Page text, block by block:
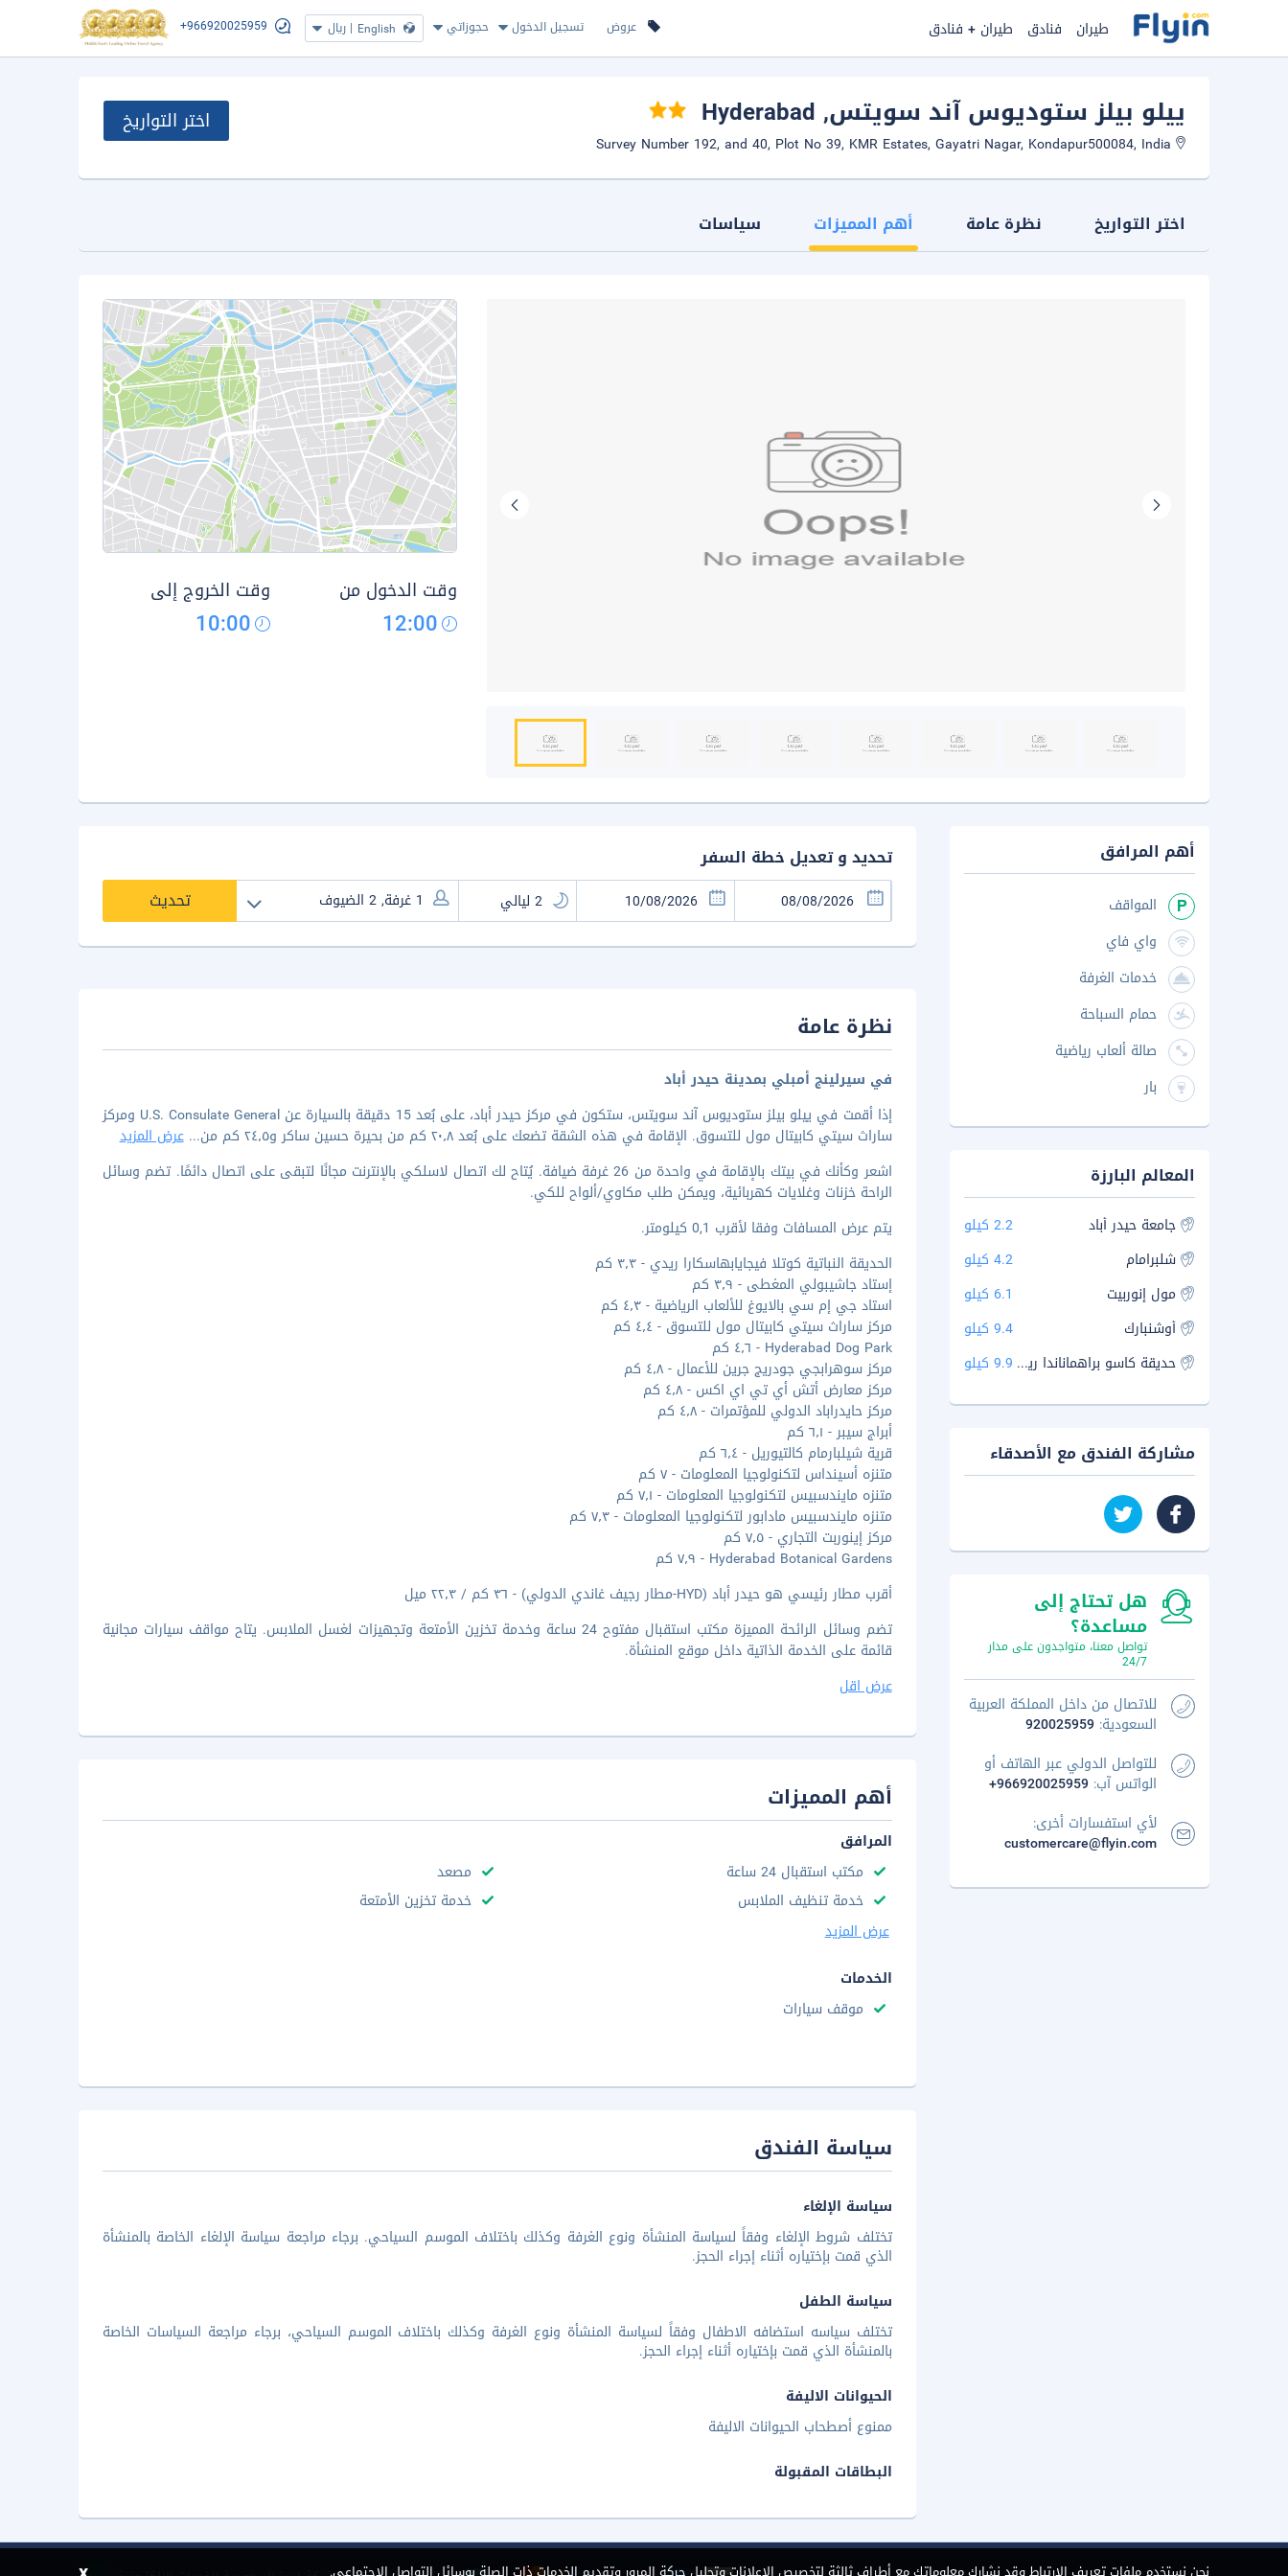
عروض تسجيل الدخول حجوزاتي English
| ريال +966920025959 طيران فنادق طيران + فنادق
ييلو بيلز ستوديوس آند سويتس, Hyderabad اختر التواريخ
اختر التواريخ نظرة عامة أهم المميزات سياسات
وقت الدخول من
12:00
وقت الخروج إلى
10:00
تحديد و تعديل خطة السفر
تحديث
نظرة عامة
في سيرلينج أمبلي بمدينة حيدر أباد
إذا أقمت في ييلو بيلز ستوديوس آند سويتس، ستكون في مركز حيدر أباد، على بُعد 15 دقيقة بالسيارة عن U.S. Consulate General ومركز
ساراث سيتي كابيتال مول للتسوق. الإقامة في هذه الشقة تضعك على بُعد ٢٠٫٨ كم من بحيرة حسين ساكر و٢٤٫٥ كم من
...عرض المزيد
اشعر وكأنك في بيتك بالإقامة في واحدة من 26 غرفة ضيافة. يُتاح لك اتصال لاسلكي بالإنترنت مجانًا لتبقى على اتصال دائمًا. تضم وسائل
الراحة خزنات وغلايات كهربائية، ويمكن طلب مكاوي/ألواح للكي.
يتم عرض المسافات وفقا لأقرب 0,1 كيلومتر.
الحديقة النباتية كوتلا فيجايابهاسكارا ريدي - ٣٫٣ كم
إستاد جاشيبولي المغطى - ٣٫٩ كم
استاد جي إم سي بالايوغ للألعاب الرياضية - ٤٫٣ كم
مركز ساراث سيتي كابيتال مول للتسوق - ٤٫٤ كم
Hyderabad Dog Park - ٤٫٦ كم
مركز سوهرابجي جودريج جرين للأعمال - ٤٫٨ كم
مركز معارض أتش أي تي اي اكس - ٤٫٨ كم
مركز حايدراباد الدولي للمؤتمرات - ٤٫٨ كم
أبراج سيبر - ٦٫١ كم
قرية شيلبارمام كالتيوريل - ٦٫٤ كم
متنزه أسينداس لتكنولوجيا المعلومات - ٧ كم
متنزه مايندسبيس لتكنولوجيا المعلومات - ٧٫١ كم
متنزه مايندسبيس مادابور لتكنولوجيا المعلومات - ٧٫٣ كم
مركز إينوربت التجاري - ٧٫٥ كم
Hyderabad Botanical Gardens - ٧٫٩ كم
أقرب مطار رئيسي هو حيدر أباد (HYD-مطار رجيف غاندي الدولي) - ٣٦ كم / ٢٢٫٣ ميل
تضم وسائل الرائحة المميزة مكتب استقبال مفتوح 24 ساعة وخدمة تخزين الأمتعة وتجهيزات لغسل الملابس. يتاح مواقف سيارات مجانية
قائمة على الخدمة الذاتية داخل موقع المنشأة.
عرض اقل
أهم المميزات
المرافق
مكتب استقبال 24 ساعة
مصعد
خدمة تنظيف الملابس
خدمة تخزين الأمتعة
عرض المزيد
الخدمات
موقف سيارات
سياسة الفندق
سياسة الإلغاء
تختلف شروط الإلغاء وفقاً لسياسة المنشأة ونوع الغرفة وكذلك باختلاف الموسم السياحي. برجاء مراجعة سياسة الإلغاء الخاصة بالمنشأة
الذي قمت بإختياره أثناء إجراء الحجز.
سياسة الطفل
تختلف سياسه استضافه الاطفال وفقاً لسياسة المنشأة ونوع الغرفة وكذلك باختلاف الموسم السياحي، برجاء مراجعة السياسات الخاصة
بالمنشأة الذي قمت بإختياره أثناء إجراء الحجز.
الحيوانات الاليفة
ممنوع أصطحاب الحيوانات الاليفة
البطاقات المقبولة
أهم المرافق
المواقف
واي فاي
خدمات الغرفة
حمام السباحة
صالة ألعاب رياضية
بار
المعالم البارزة
جامعة حيدر أباد
2.2 كيلو
شلبرامام
4.2 كيلو
مول إنوربيت
6.1 كيلو
أوشنبارك
9.4 كيلو
حديقة كاسو براهماناندا ريدي الوطنية 9.9 كيلو
مشاركة الفندق مع الأصدقاء
هل تحتاج إلى
مساعدة؟
تواصل معنا، متواجدون على مدار
24/7
للاتصال من داخل المملكة العربية
السعودية: 920025959
للتواصل الدولي عبر الهاتف أو
الواتس آب: +966920025959
لأي استفسارات أخرى:
customercare@flyin.com